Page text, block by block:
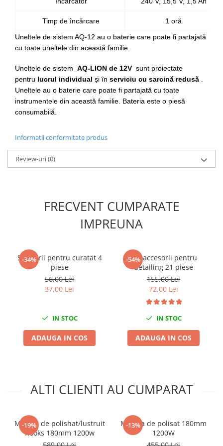
Opel
Peugeot
Saab
Seat
Skoda
Universale
Volkswagen
Volvo
Accesorii Pneumatice
Alte scule pneumatice
Compresoare
Filtre Pneumatice
Furtune Aer Comprimat
Masini de gaurit si taiat
Scule pentru nituit si capsat
Injectoare
Rulmenti,Bucsi si Extractoare
Sistem directie
Timp de încărcare
1 oră
Uneltele de sistem AQ-12 au o baterie care poate fi partajată
cu toate uneltele din această familie.
Uneltele de sistem AQ-LION de 12V sunt proiectate
pentru lucrul individual și în serviciu cu sarcină redusă
Uneltele au o baterie care poate fi partajată cu toate
instrumentele din această familie. Bateria este o piesă
consumabilă.
Informatii conformitate produs
Review-uri(0)
FRECVENT CUMPARATE
IMPREUNA
-34%
Set perii pentru curatat 4
piese
56,00 Lei
37,00 Lei
IN STOC
ADAUGA IN COS
-54%
Set accesorii pentru
detailing 21 piese
155,00 Lei
72,00 Lei
IN STOC
ADAUGA IN COS
ALTI CLIENTI AU CUMPARAT
-19%
Masina de polishat/lustruit
Rooks 180mm 1200w
-13%
Masina de polisat 180mm
1200W